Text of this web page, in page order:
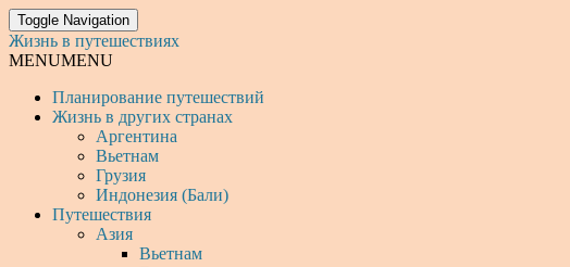
Toggle Navigation
Жизнь в путешествиях
MENUMENU
Планирование путешествий
Жизнь в других странах
Аргентина
Вьетнам
Грузия
Индонезия (Бали)
Путешествия
Азия
Вьетнам